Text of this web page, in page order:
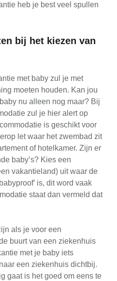
heb je best veel spullen
bij het kiezen van
met baby zul je met
moeten houden. Kan jou
nu alleen nog maar? Bij
zul je hier alert op
is geschikt voor
let waar het zwembad zit
of hotelkamer. Zijn er
baby’s? Kies een
vakantieland) uit waar de
is, dit word vaak
staat dan vermeld dat
als je voor een
buurt van een ziekenhuis
met je baby iets
een ziekenhuis dichtbij.
gaat is het goed om eens te